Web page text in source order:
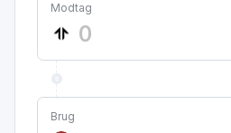
Modtag
Brug